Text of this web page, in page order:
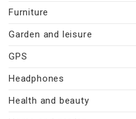
Furniture
Garden and leisure
GPS
Headphones
Health and beauty